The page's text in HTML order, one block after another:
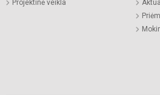
Projektinė veikla